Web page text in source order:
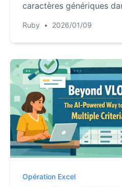
caractères génériques
un agent IA pour Excel
permet de filtrer et
vous faisant gagner des
manuel.
Ruby • 2026/01/09
Opération Excel